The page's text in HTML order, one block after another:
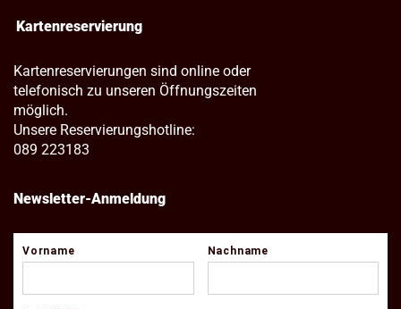
Kartenreservierung
Kartenreservierungen sind online oder
telefonisch zu unseren Öffnungszeiten
möglich.
Unsere Reservierungshotline:
089 223183
Newsletter-Anmeldung